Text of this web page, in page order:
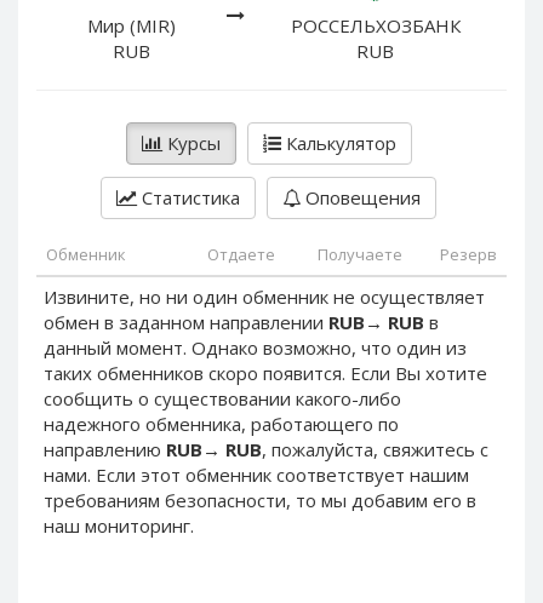
Мир (MIR)
RUB
РОССЕЛЬХОЗБАНК
RUB
Курсы Калькулятор
Статистика Оповещения
Обменник Отдаете Получаете Резерв
Извините, но ни один обменник не осуществляет
обмен в заданном направлении RUB → RUB в
данный момент. Однако возможно, что один из
таких обменников скоро появится. Если Вы хотите
сообщить о существовании какого-либо
надежного обменника, работающего по
направлению RUB → RUB, пожалуйста, свяжитесь с
нами. Если этот обменник соответствует нашим
требованиям безопасности, то мы добавим его в
наш мониторинг.
PayPal HKD
PayPal JPY
PayPal NOK
PayPal PLN
PayPal SGD
PayPal CHF
PayPal MYR
Webmoney WMZ
Webmoney WMR
Webmoney WME
Webmoney WMU
Webmoney WMK
Webmoney WMG
PayPal HKD
PayPal JPY
PayPal NOK
PayPal PLN
PayPal SGD
PayPal CHF
PayPal MYR
Webmoney WMZ
Webmoney WMR
Webmoney WME
Webmoney WMU
Webmoney WMK